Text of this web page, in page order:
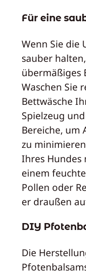
Für eine
Wenn Sie die
sauber
übermäßiges
Waschen Sie
Bettwäsche
Spielzeug
Bereiche, um
zu
Ihres Hundes
einem
Pollen oder
er draußen
DIY
Die